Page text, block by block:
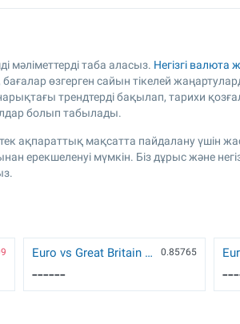
мәліметтерді таба аласыз. Негізгі валюта
өзгерген сайын тікелей
трендтерді бақылап, тарихи
болып табылады.
ақпараттық мақсатта пайдалану үшін
ерекшеленуі мүмкін. Біз дұрыс және
Euro vs Great Britain Pound 0.85765
------